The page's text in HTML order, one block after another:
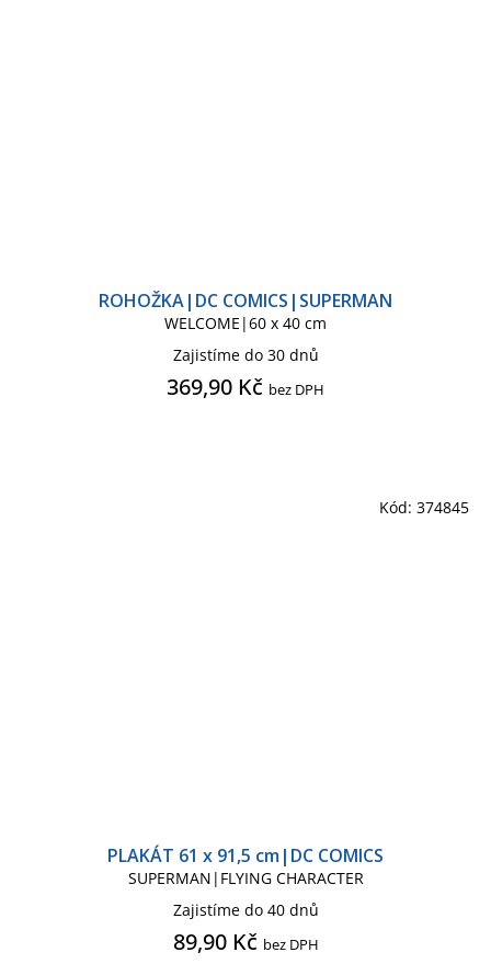
ROHOŽKA|DC COMICS|SUPERMAN
WELCOME|60 x 40 cm
Zajistíme do 30 dnů
369,90 Kč bez DPH
PLAKÁT 61 x 91,5 cm|DC COMICS
SUPERMAN|FLYING CHARACTER
Zajistíme do 40 dnů
89,90 Kč bez DPH
Kód: 374845